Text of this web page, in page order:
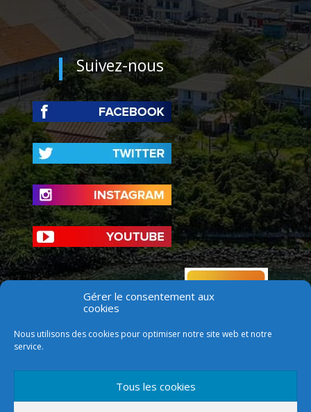
Gérer le consentement aux
cookies
Nous utilisons des cookies pour optimiser notre site web et notre
service.
Tous les cookies
Suivez-nous